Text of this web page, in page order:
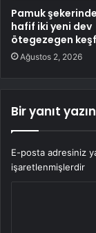
Pamuk
hafif iki yeni dev
ötegezegen
Ağustos 2, 2026
Bir yanıt yazın
E-posta adresiniz
işaretlenmişlerdir